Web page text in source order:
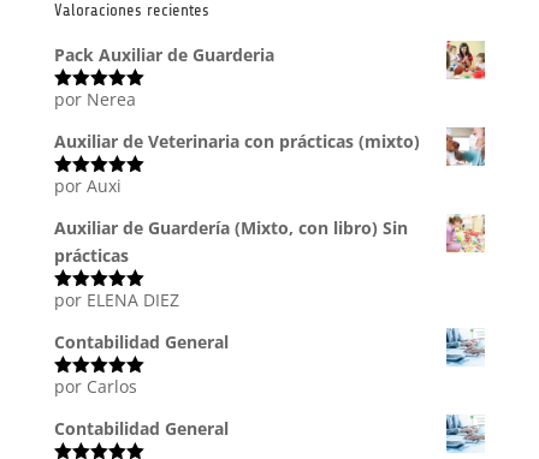
Valoraciones recientes
Pack Auxiliar de Guarderia
Valorado
por Nerea
Auxiliar de Veterinaria con prácticas (mixto)
Valorado
por Auxi
Auxiliar de Guardería (Mixto, con libro) Sin
prácticas
Valorado
por ELENA DIEZ
Contabilidad General
Valorado
por Carlos
Contabilidad General